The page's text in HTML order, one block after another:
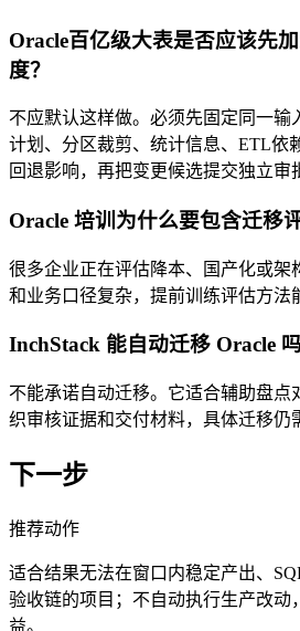
Oracle百亿级大表是否应该先
度？
不应默认这样做。必须先固定同一输
计划、分区裁剪、统计信息、ETL依
回退影响，再把变更候选提交独立审
Oracle 培训为什么要包含迁移
很多企业正在评估降本、国产化或架
和业务口径复杂，提前训练评估方法
InchStack 能自动迁移 Oracle 吗
不能承诺自动迁移。它适合辅助盘点
织审核证据和交付材料，具体迁移仍
下一步
推荐动作
适合结果无法在窗口内稳定产出、
验收链的项目；不自动执行生产改动
益。